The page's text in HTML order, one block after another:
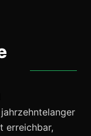
erreichbar,